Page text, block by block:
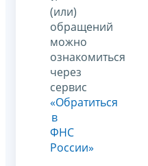
(или)
обращений
можно
ознакомиться
через
сервис
«Обратиться
в
ФНС
России»